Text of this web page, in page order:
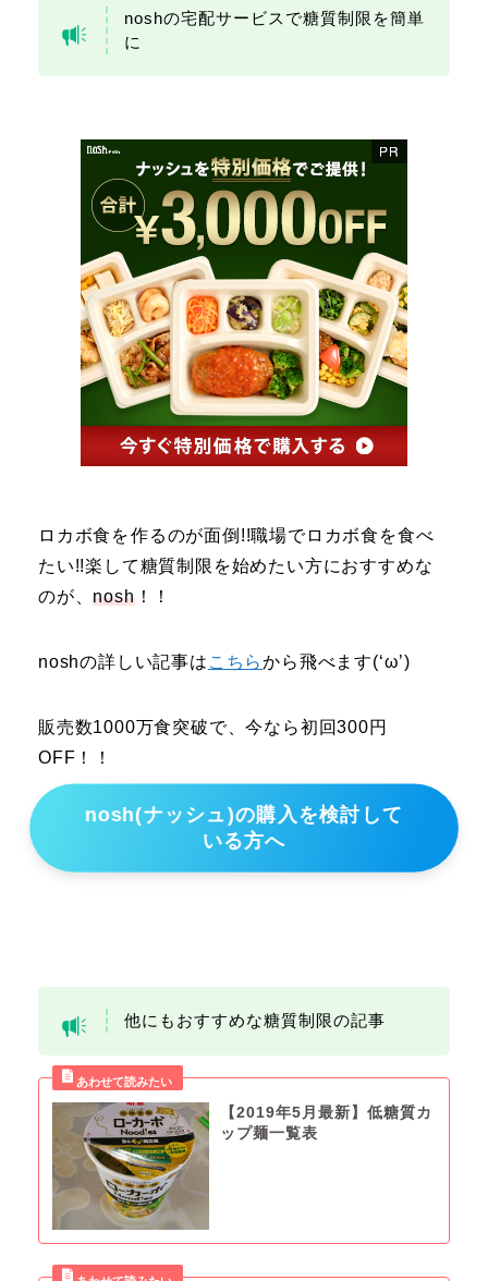
noshの宅配サービスで糖質制限を簡単
に
ロカボ食を作るのが面倒!!職場でロカボ食を食べ
たい!!楽して糖質制限を始めたい方におすすめな
のが、nosh！！
noshの詳しい記事は こちらから飛べます(‘ω’)
販売数1000万食突破で、今なら初回300円
OFF！！
nosh(ナッシュ)の購入を検討して
いる方へ
他にもおすすめな糖質制限の記事
【2019年5月最新】低糖質カ
ップ麺一覧表